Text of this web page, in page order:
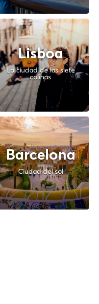
Lisboa
La ciudad de las siete
colinas
Barcelona
Ciudad del sol